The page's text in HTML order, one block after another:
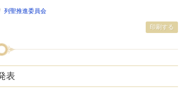
印刷する
列聖推進委員会
表